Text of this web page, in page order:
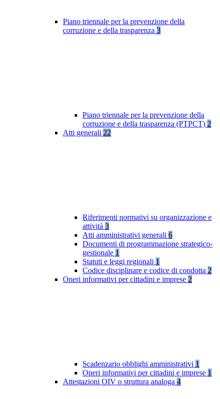
Piano triennale per la prevenzione della
corruzione e della trasparenza 3
Piano triennale per la prevenzione della
corruzione e della trasparenza (PTPCT) 2
Atti generali 22
Riferimenti normativi su organizzazione e
attività 3
Atti amministrativi generali 6
Documenti di programmazione strategico-
gestionale 1
Statuti e leggi regionali 1
Codice disciplinare e codice di condotta 2
Oneri informativi per cittadini e imprese 2
Scadenzario obblighi amministrativi 1
Oneri informativi per cittadini e imprese 1
Attestazioni OIV o struttura analoga 4